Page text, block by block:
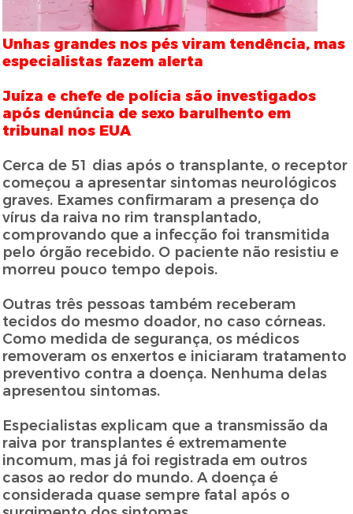
Unhas grandes nos pés viram tendência, mas
especialistas fazem alerta
Juíza e chefe de polícia são investigados
após denúncia de sexo barulhento em
tribunal nos EUA
Cerca de 51 dias após o transplante, o receptor
começou a apresentar sintomas neurológicos
graves. Exames confirmaram a presença do
vírus da raiva no rim transplantado,
comprovando que a infecção foi transmitida
pelo órgão recebido. O paciente não resistiu e
morreu pouco tempo depois.
Outras três pessoas também receberam
tecidos do mesmo doador, no caso córneas.
Como medida de segurança, os médicos
removeram os enxertos e iniciaram tratamento
preventivo contra a doença. Nenhuma delas
apresentou sintomas.
Especialistas explicam que a transmissão da
raiva por transplantes é extremamente
incomum, mas já foi registrada em outros
casos ao redor do mundo. A doença é
considerada quase sempre fatal após o